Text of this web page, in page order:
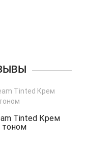
Tinted Крем
тоном